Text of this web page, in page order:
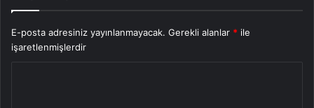
E-posta adresiniz yayınlanmayacak. Gerekli alanlar * ile
işaretlenmişlerdir